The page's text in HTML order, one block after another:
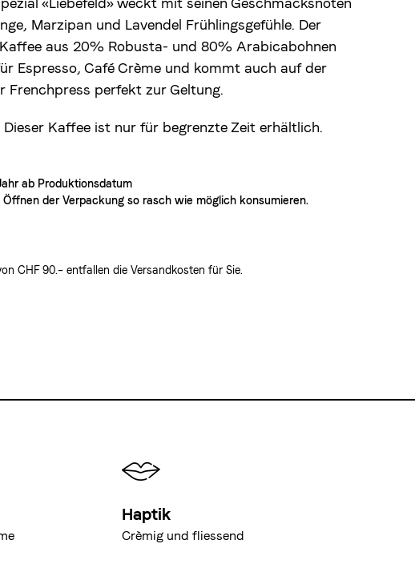
Marzipan und Lavendel Frühlingsgefühle. Der
aus 20% Robusta- und 80% Arabicabohnen
Espresso, Café Crème und kommt auch auf der
Frenchpress perfekt zur Geltung.
Kaffee ist nur für begrenzte Zeit erhältlich.
ab Produktionsdatum
der Verpackung so rasch wie möglich konsumieren.
CHF 90.– entfallen die Versandkosten für Sie.
Haptik
Crèmig und fliessend